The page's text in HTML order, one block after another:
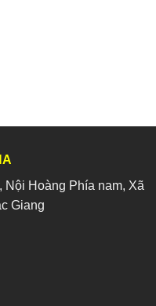
Nội Hoàng Phía nam, Xã
Giang